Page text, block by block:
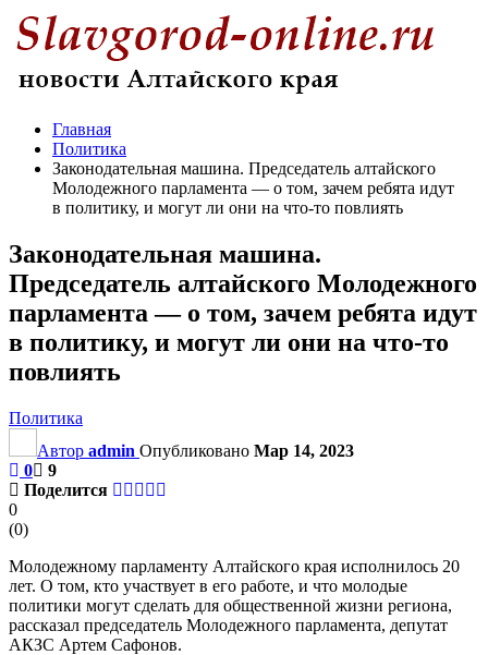
Главная
Политика
Законодательная машина. Председатель алтайского
Молодежного парламента — о том, зачем ребята идут
в политику, и могут ли они на что-то повлиять
Законодательная машина.
Председатель алтайского Молодежного
парламента — о том, зачем ребята идут
в политику, и могут ли они на что-то
повлиять
Политика
Автор admin Опубликовано Мар 14, 2023
0
9
Поделится
0
(0)
Молодежному парламенту Алтайского края исполнилось 20
лет. О том, кто участвует в его работе, и что молодые
политики могут сделать для общественной жизни региона,
рассказал председатель Молодежного парламента, депутат
АКЗС Артем Сафонов.